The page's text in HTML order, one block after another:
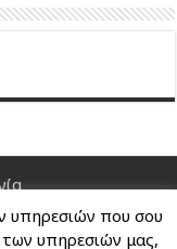
Reserved
υπηρεσιών που σου
υπηρεσιών μας,